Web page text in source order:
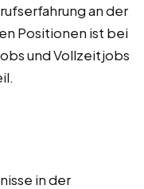
an der
Positionen ist bei
und Vollzeitjobs
in der